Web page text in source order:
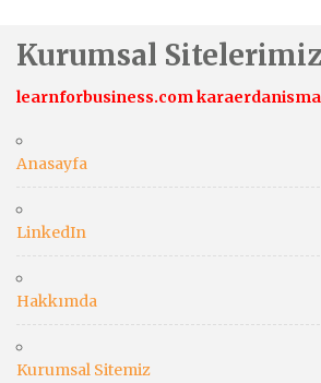
Kurumsal Sitelerimiz
learnforbusiness.com
Anasayfa
LinkedIn
Hakkımda
Kurumsal Sitemiz